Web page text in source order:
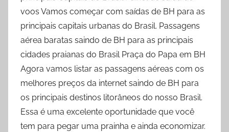
voos Vamos começar com saídas de BH para as
principais capitais urbanas do Brasil. Passagens
aérea baratas saindo de BH para as principais
cidades praianas do Brasil Praça do Papa em BH
Agora vamos listar as passagens aéreas com os
melhores preços da internet saindo de BH para
os principais destinos litorâneos do nosso Brasil.
Essa é uma excelente oportunidade que você
tem para pegar uma prainha e ainda economizar.